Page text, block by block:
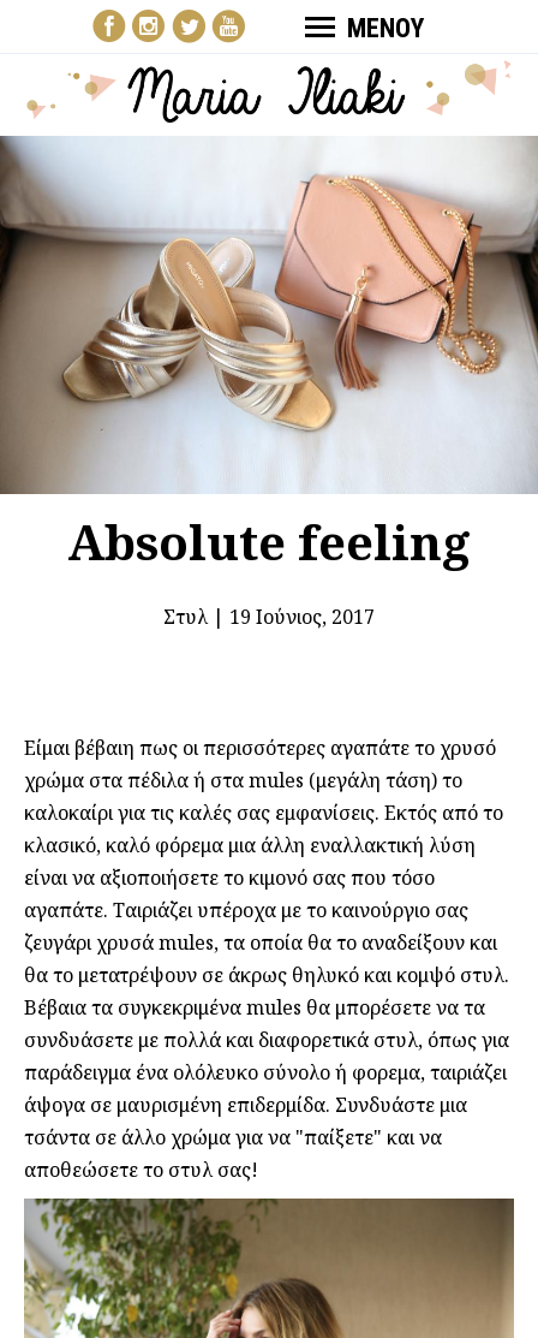
ΜΕΝΟΥ
Absolute feeling
Στυλ| 19 Ιούνιος, 2017
Είμαι βέβαιη πως οι περισσότερες αγαπάτε το χρυσό
χρώμα στα πέδιλα ή στα mules (μεγάλη τάση) το
καλοκαίρι για τις καλές σας εμφανίσεις. Εκτός από το
κλασικό, καλό φόρεμα μια άλλη εναλλακτική λύση
είναι να αξιοποιήσετε το κιμονό σας που τόσο
αγαπάτε. Ταιριάζει υπέροχα με το καινούργιο σας
ζευγάρι χρυσά mules, τα οποία θα το αναδείξουν και
θα το μετατρέψουν σε άκρως θηλυκό και κομψό στυλ.
Βέβαια τα συγκεκριμένα mules θα μπορέσετε να τα
συνδυάσετε με πολλά και διαφορετικά στυλ, όπως για
παράδειγμα ένα ολόλευκο σύνολο ή φορεμα, ταιριάζει
άψογα σε μαυρισμένη επιδερμίδα. Συνδυάστε μια
τσάντα σε άλλο χρώμα για να "παίξετε" και να
αποθεώσετε το στυλ σας!